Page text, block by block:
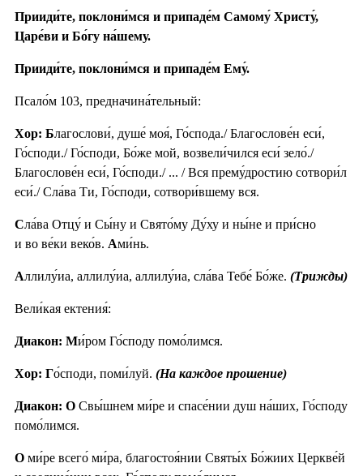
Прииди́те, поклони́мся и припаде́м Самому́ Христу́,
Царе́ви и Бо́гу на́шему.
Прииди́те, поклони́мся и припаде́м Ему́.
Псало́м 103, предначина́тельный:
Хор: Благослови́, душе́ моя́, Го́спода./ Благослове́н еси́,
Го́споди./ Го́споди, Бо́же мой, возвели́чился еси́ зело́./
Благослове́н еси́, Го́споди./ ... / Вся прему́дростию сотвори́л
еси́./ Сла́ва Ти, Го́споди, сотвори́вшему вся.
Сла́ва Отцу́ и Сы́ну и Свято́му Ду́ху и ны́не и при́сно
и во ве́ки веко́в. Ами́нь.
Аллилу́иа, аллилу́иа, аллилу́иа, сла́ва Тебе́ Бо́же. (Трижды)
Вели́кая ектения́:
Диакон: Ми́ром Го́споду помо́лимся.
Хор: Го́споди, поми́луй. (На каждое прошение)
Диакон: О Свы́шнем ми́ре и спасе́нии душ на́ших, Го́споду
помо́лимся.
О ми́ре всего́ ми́ра, благостоя́нии Святы́х Бо́жиих Церкве́й